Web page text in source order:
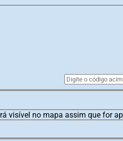
visível no mapa assim que for